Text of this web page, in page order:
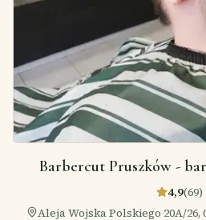
Barbercut Pruszków -
4,9(69)
Aleja Wojska Polskiego 20A/26,